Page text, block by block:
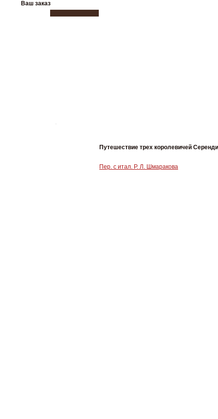
Ваш заказ
Путешествие трех королевичей
Пер. с итал. Р. Л. Шмаракова